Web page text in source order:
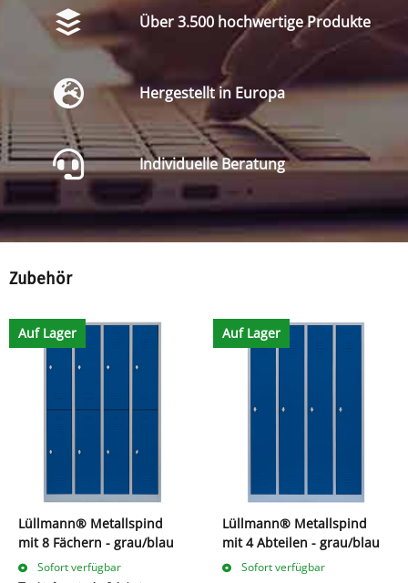
Über 3.500 hochwertige Produkte
Hergestellt in Europa
Individuelle Beratung
Zubehör
Auf Lager
Lüllmann® Metallspind
mit 8 Fächern - grau/blau
Sofort verfügbar
Auf Lager
Lüllmann® Metallspind
mit 4 Abteilen - grau/blau
Sofort verfügbar